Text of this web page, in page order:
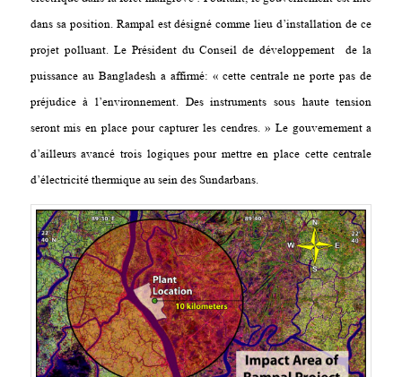
dans sa position. Rampal est désigné comme lieu d’installation de ce
projet polluant. Le Président du Conseil de développement de la
puissance au Bangladesh a affirmé: « cette centrale ne porte pas de
préjudice à l’environnement. Des instruments sous haute tension
seront mis en place pour capturer les cendres. » Le gouvernement a
d’ailleurs avancé trois logiques pour mettre en place cette centrale
d’électricité thermique au sein des Sundarbans.